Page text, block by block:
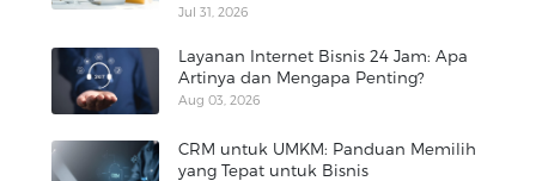
Jul 31, 2026
Layanan Internet Bisnis 24 Jam: Apa
Artinya dan Mengapa Penting?
Aug 03, 2026
CRM untuk UMKM: Panduan Memilih
yang Tepat untuk Bisnis